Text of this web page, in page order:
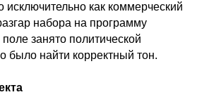
исключительно как коммерческий
набора на программу
занято политической
было найти корректный тон.